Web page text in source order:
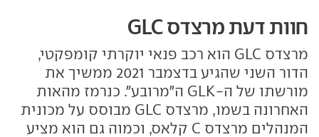
חוות דעת מרצדס GLC
מרצדס GLC הוא רכב פנאי יוקרתי קומפקטי,
הדור השני שהגיע בדצמבר 2021 ממשיך את
מורשתו של ה-GLK ה"מרובע". כנרמז מהאות
האחרונה בשמו, מרצדס GLC מבוסס על מכונית
המנהלים מרצדס C קלאס, וכמוה גם הוא מציע